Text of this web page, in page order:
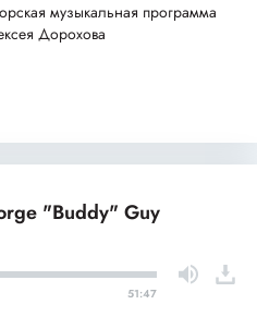
музыкальная программа
Дорохова
"Buddy" Guy
51:47